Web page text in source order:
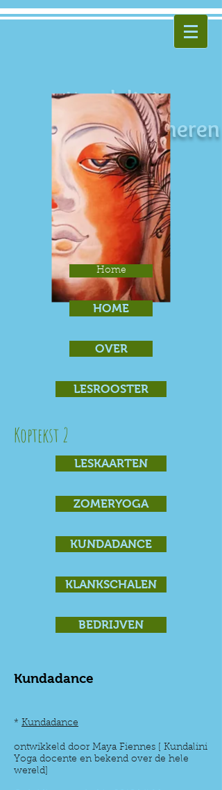
Kundalini
Yoga Walcheren
Home
HOME
OVER
LESROOSTER
Koptekst 2
LESKAARTEN
ZOMERYOGA
KUNDADANCE
KLANKSCHALEN
BEDRIJVEN
Kundadance
* Kundadance
ontwikkeld door Maya Fiennes [ Kundalini
Yoga docente en bekend over de hele
wereld]